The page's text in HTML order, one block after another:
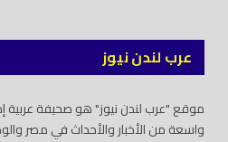
عرب لندن نيوز
موقع "عرب لندن نيوز" هو صحيفة
واسعة من الأخبار والأحداث في مصر